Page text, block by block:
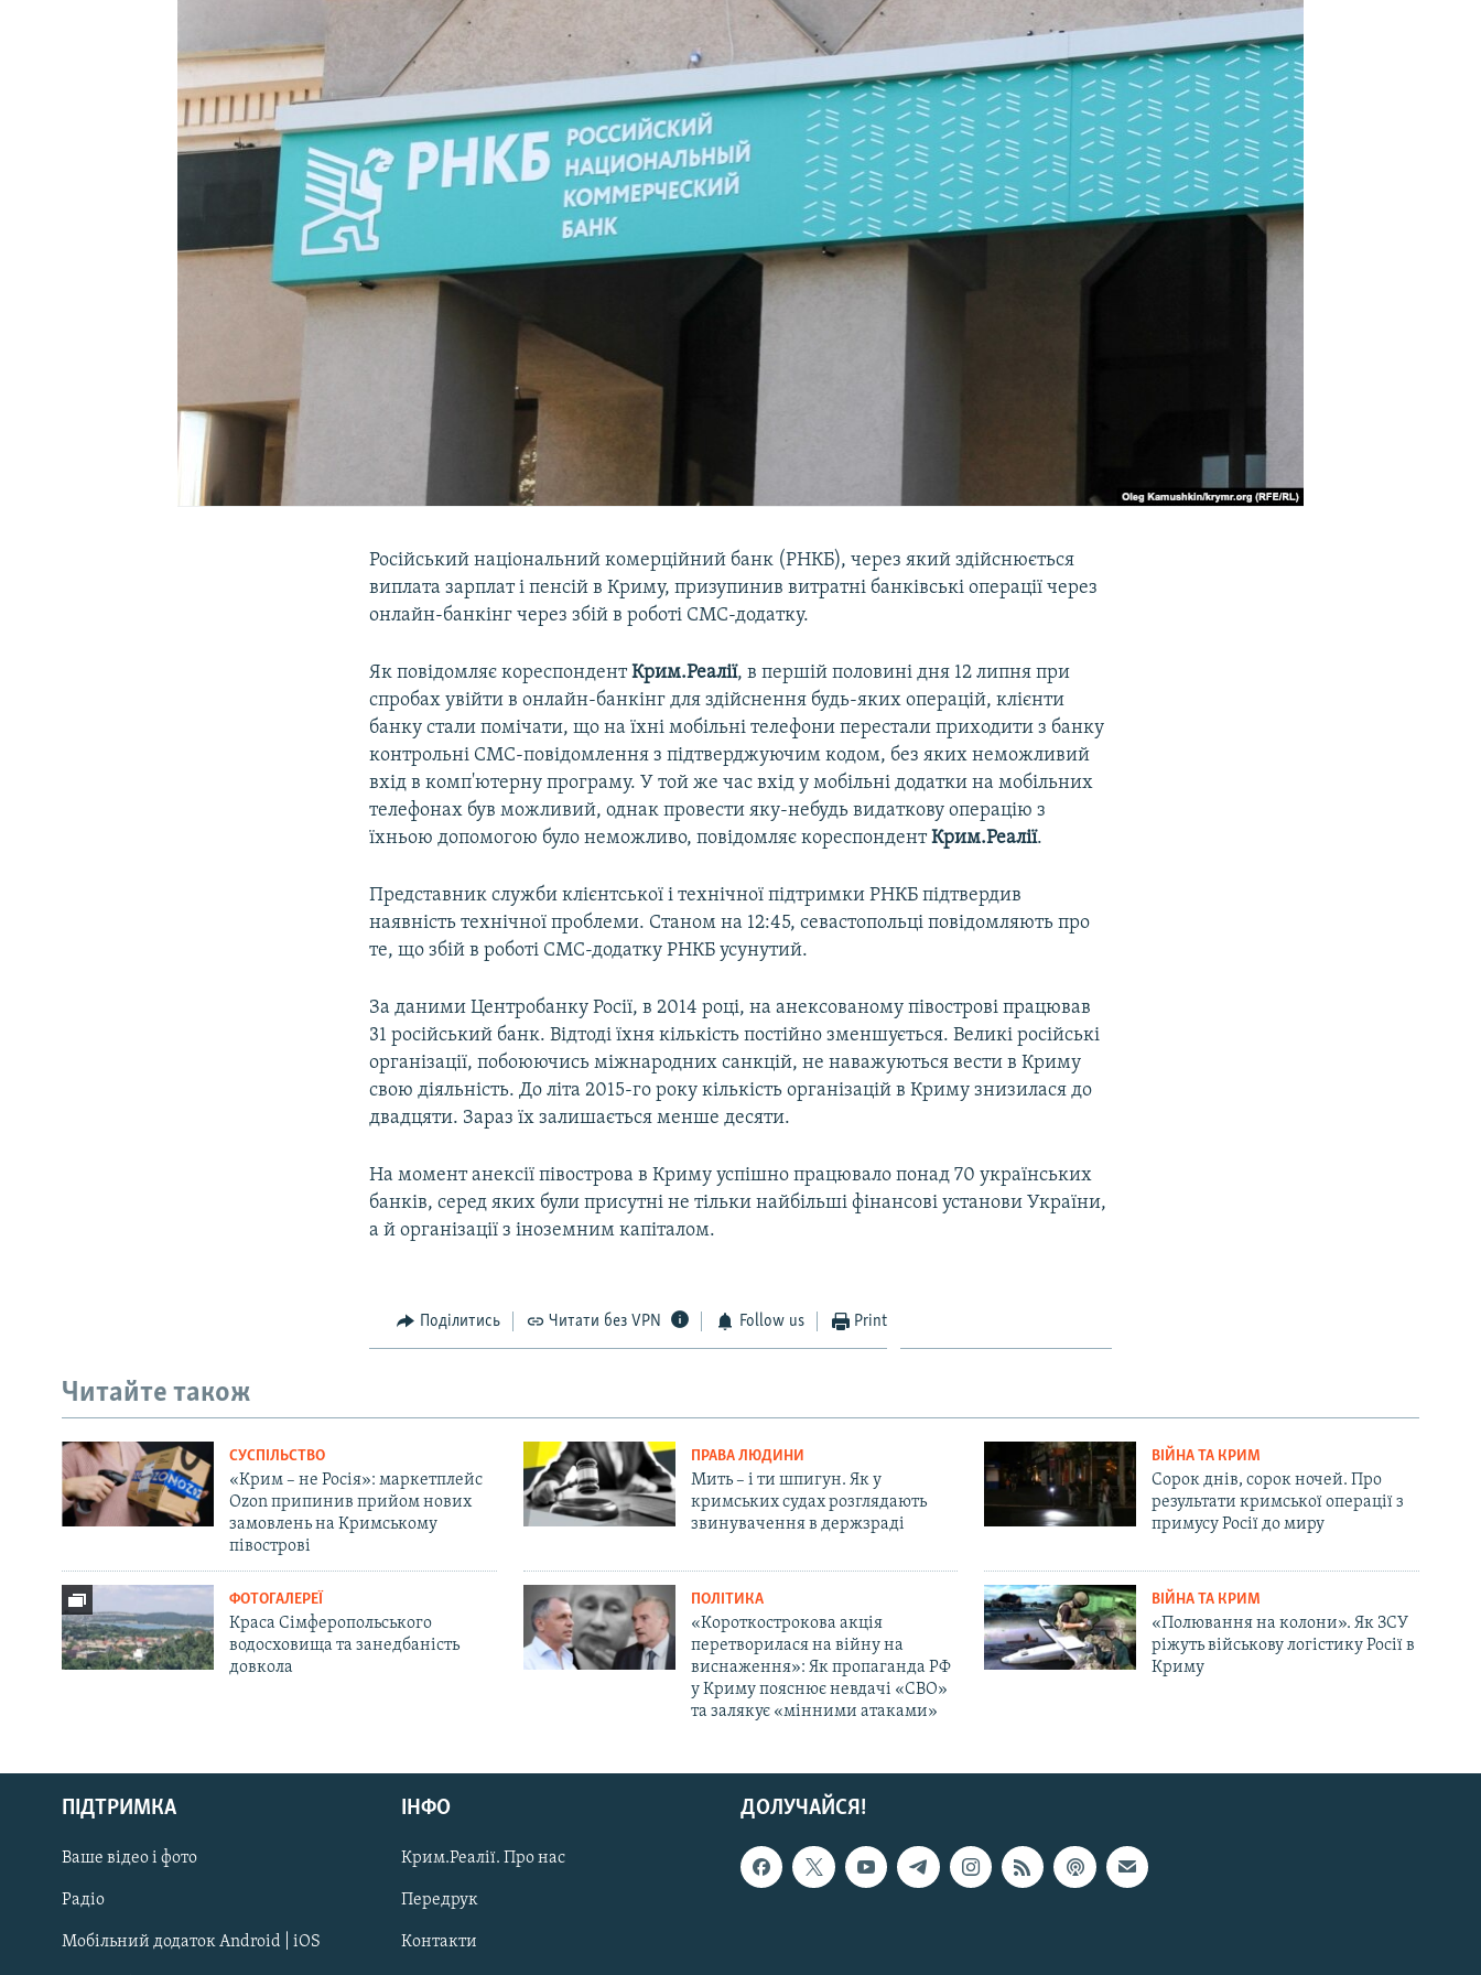
УКРАЇНСЬКА ПРОБЛЕМА КРИМУ
Русский
Qırımtatar
ДОЛУЧАЙСЯ!
Російський національний комерційний банк (РНКБ), через який здійснюється
виплата зарплат і пенсій в Криму, призупинив витратні банківські операції через
онлайн-банкінг через збій в роботі СМС-додатку.
Як повідомляє кореспондентКрим.Реалії, в першій половині дня 12 липня при
спробах увійти в онлайн-банкінг для здійснення будь-яких операцій, клієнти
банку стали помічати, що на їхні мобільні телефони перестали приходити з банку
контрольні СМС-повідомлення з підтверджуючим кодом, без яких неможливий
вхід в комп'ютерну програму. У той же час вхід у мобільні додатки на мобільних
телефонах був можливий, однак провести яку-небудь видаткову операцію з
їхньою допомогою було неможливо, повідомляє кореспондентКрим.Реалії.
Представник служби клієнтської і технічної підтримки РНКБ підтвердив
наявність технічної проблеми. Станом на 12:45, севастопольці повідомляють про
те, що збій в роботі СМС-додатку РНКБ усунутий.
За даними Центробанку Росії, в 2014 році, на анексованому півострові працював
31 російський банк. Відтоді їхня кількість постійно зменшується. Великі російські
організації, побоюючись міжнародних санкцій, не наважуються вести в Криму
свою діяльність. До літа 2015-го року кількість організацій в Криму знизилася до
двадцяти. Зараз їх залишається менше десяти.
На момент анексії півострова в Криму успішно працювало понад 70 українських
банків, серед яких були присутні не тільки найбільші фінансові установи України,
а й організації з іноземним капіталом.
Поділитись Читати без VPN Follow us Print
Читайте також
СУСПІЛЬСТВО
«Крим – не Росія»: маркетплейс
Ozon припинив прийом нових
замовлень на Кримському
півострові
ПРАВА ЛЮДИНИ
Мить – і ти шпигун. Як у
кримських судах розглядають
звинувачення в держзраді
ВІЙНА ТА КРИМ
Сорок днів, сорок ночей. Про
результати кримської операції з
примусу Росії до миру
ФОТОГАЛЕРЕЇ
Краса Сімферопольського
водосховища та занедбаність
довкола
ПОЛІТИКА
«Короткострокова акція
перетворилася на війну на
виснаження»: Як пропаганда РФ
у Криму пояснює невдачі «СВО»
та залякує «мінними атаками»
ВІЙНА ТА КРИМ
«Полювання на колони». Як ЗСУ
ріжуть військову логістику Росії в
Криму
ДОЛУЧАЙСЯ!
ПІДТРИМКА
Ваше відео і фото
Радіо
Мобільний додаток Android | iOS
ІНФО
Крим.Реалії. Про нас
Передрук
Контакти